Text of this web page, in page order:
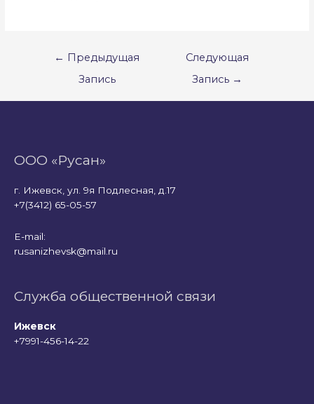
Навигация
← Предыдущая
Запись
Следующая
Запись →
ООО «Русан»
г. Ижевск, ул. 9я Подлесная, д.17
+7(3412) 65-05-57
E-mail:
rusanizhevsk@mail.ru
Служба общественной связи
Ижевск
+7991-456-14-22